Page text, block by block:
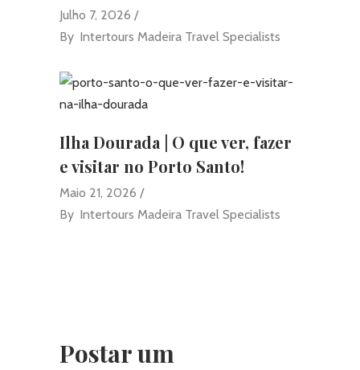
Julho 7, 2026
By Intertours Madeira Travel Specialists
Ilha Dourada | O que ver, fazer
e visitar no Porto Santo!
Maio 21, 2026
By Intertours Madeira Travel Specialists
Postar um